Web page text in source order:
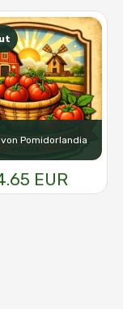
Pomidorlandia
EUR